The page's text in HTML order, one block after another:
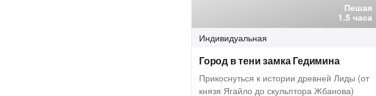
Пешая
1.5 часа
Индивидуальная
Город в тени замка Гедимина
Прикоснуться к истории древней Лиды (от
князя Ягайло до скульптора Жбанова)